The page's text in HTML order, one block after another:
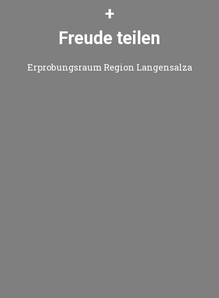
+
Freude teilen
Erprobungsraum Region Langensalza